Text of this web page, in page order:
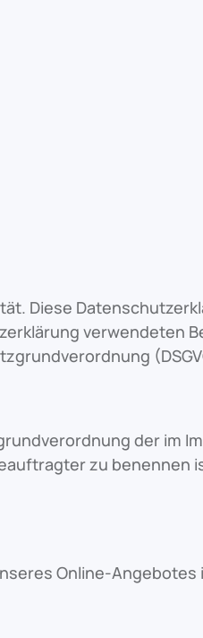
Diese
verwendeten
der im
zu benennen
Online-